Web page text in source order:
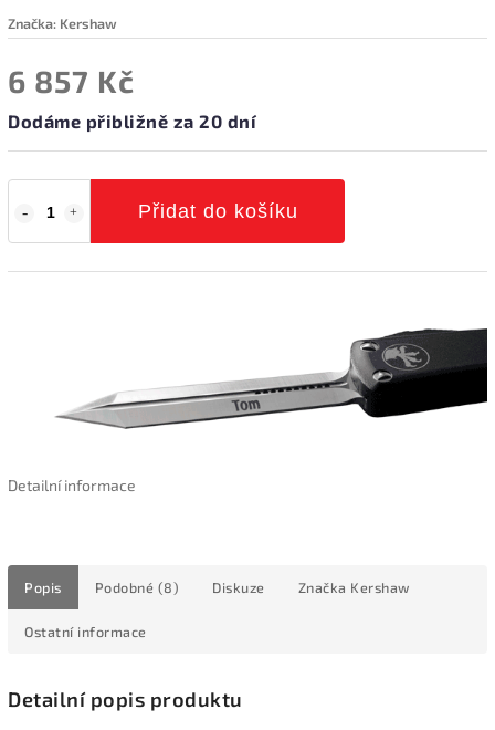
Značka: Kershaw
6 857 Kč
Dodáme přibližně za 20 dní
Přidat do košíku
Detailní informace
Popis Podobné (8) Diskuze Značka Kershaw
Ostatní informace
Detailní popis produktu